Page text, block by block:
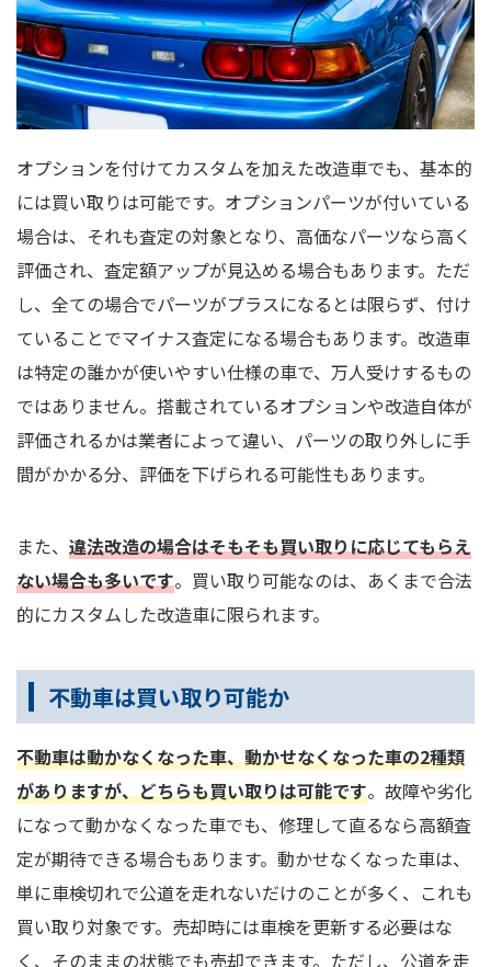
オプションを付けてカスタムを加えた改造車でも、基本的
には買い取りは可能です。オプションパーツが付いている
場合は、それも査定の対象となり、高価なパーツなら高く
評価され、査定額アップが見込める場合もあります。ただ
し、全ての場合でパーツがプラスになるとは限らず、付け
ていることでマイナス査定になる場合もあります。改造車
は特定の誰かが使いやすい仕様の車で、万人受けするもの
ではありません。搭載されているオプションや改造自体が
評価されるかは業者によって違い、パーツの取り外しに手
間がかかる分、評価を下げられる可能性もあります。
また、 違法改造の場合はそもそも買い取りに応じてもらえ
ない場合も多いです。買い取り可能なのは、あくまで合法
的にカスタムした改造車に限られます。
不動車は買い取り可能か
不動車は動かなくなった車、動かせなくなった車の2種類
がありますが、どちらも買い取りは可能です。故障や劣化
になって動かなくなった車でも、修理して直るなら高額査
定が期待できる場合もあります。動かせなくなった車は、
単に車検切れで公道を走れないだけのことが多く、これも
買い取り対象です。売却時には車検を更新する必要はな
く、そのままの状態でも売却できます。ただし、公道を走